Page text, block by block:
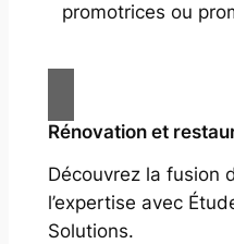
promotrices ou
Rénovation et
Découvrez la fusion
l’expertise avec
Solutions.